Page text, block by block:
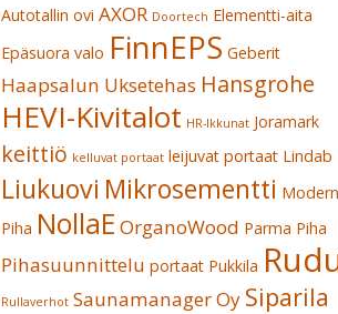
Autotallin ovi AXOR Doortech Elementti-aita
Epäsuora valo FinnEPS Geberit
Haapsalun Uksetehas Hansgrohe
HEVI-Kivitalot HR-Ikkunat Joramark
keittiö kelluvat portaat leijuvat portaat Lindab
Liukuovi Mikrosementti
Piha NollaE OrganoWood Parma Piha
Pihasuunnittelu portaat Pukkila
Rullaverhot Saunamanager Oy Siparila